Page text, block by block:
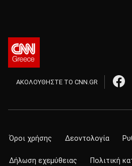
ΑΚΟΛΟΥΘΗΣΤΕ ΤΟ CNN.GR
Όροι χρήσης Δεοντολογία
Δήλωση εχεμύθειας Πολιτική